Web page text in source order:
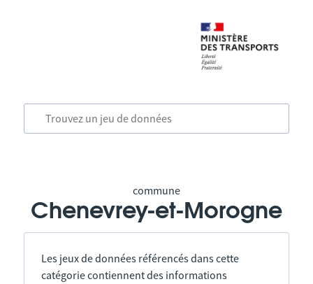
commune
Chenevrey-et-Morogne
Les jeux de données référencés dans cette
catégorie contiennent des informations